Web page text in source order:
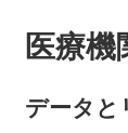
医療機
データと